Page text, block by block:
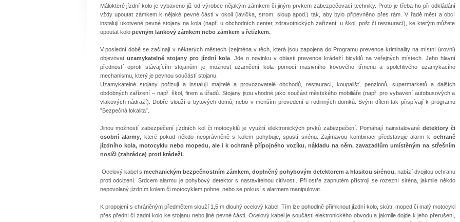
Málokteré jízdní kolo je vybaveno již od výrobce nějakým zámkem či jiným prvkem zabezpečovací techniky. Proto je třeba ho při odkládání
vždy upoutat zámkem k nějaké pevné části v okolí (lavička, strom, sloup apod.) tak, aby bylo připevněno přes rám. V řadě měst a obcí
instalují ukotvené pevné stojany na kola (např. u obchodních center, zdravotnických zařízení, u škol, pošt či restaurací), ke kterým můžete
upoutat kolo pevným lankový zámkem nebo zámkem s řetízkem.
V poslední době se začínají v některých městech (zejména v těch, která jsou zapojena do Programu prevence kriminality na místní úrovni)
objevovat uzamykatelné stojany pro jízdní kola. Jde o novinku v oblasti prevence krádeží bicyklů na veřejných místech. Jeho hlavní
předností oproti stávajícím stojanům je možnost uzamčení kola pomocí masivního kovového třmenu a spolehlivého uzamykacího
mechanismu, který je pevnou součástí stojanu.
Uzamykatelné stojany pořizují a instalují majitelé a provozovatelé obchodů, restaurací, koupališť, penzionů, supermarketů a dalších
obdobných zařízení – např. škol, firem a úřadů. Stojany jsou vhodné jako součást městského mobiliáře (např. pro vybavení autobusových a
vlakových nádraží). Dobře slouží u bytových domů, nebo v menším provedení u rodinných domků. Svým dílem tak přispívají k programu
”Bezpečná lokalita”.
Jinou možností zabezpečení jízdních kol či motocyklů je využití elektronických prvků zabezpečení. Pomáhají nainstalované detektory či
osobní alarmy , které pokud někdo neoprávněně s kolem pohybuje, spustí sirénu. Zajímavou kombinaci představuje alarm k ochraně
jízdního kola, motocyklu nebo mopedu, ale i k ochraně přípojného vozíku, nákladu na něm, zavazadlům umístěným na střešním
nosiči (zahrádce) proti krádeži.
Ocelový kabel s mechanickým bezpečnostním zámkem, doplněný pohybovým detektorem a hlasitou sirénou, nabízí dvojitou ochranu
proti odcizení. Srdcem alarmu je pohybový detektor s nastavitelnou citlivostí. Při ostře zapnutém přístroji se rozezní siréna, jakmile někdo
nepovolaný jízdním kolem či motocyklem pohne, nebo se pokusí s alarmem manipulovat.
K propojení s chráněným předmětem slouží 1,5 m dlouhý ocelový kabel. Tím lze pohodlně přimknout jízdní kolo, skútr, moped či malý motocykl
přes přední či zadní kolo ke stojanu nebo jiné pevné části. Ocelový kabel je součástí elektronického obvodu a jakmile dojde k jeho přerušení,